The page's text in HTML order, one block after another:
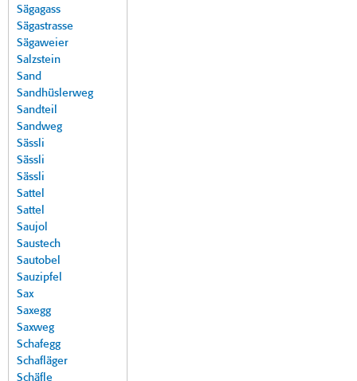
Sägagass
Sägastrasse
Sägaweier
Salzstein
Sand
Sandhüslerweg
Sandteil
Sandweg
Sässli
Sässli
Sässli
Sattel
Sattel
Saujol
Saustech
Sautobel
Sauzipfel
Sax
Saxegg
Saxweg
Schafegg
Schafläger
Schäfle